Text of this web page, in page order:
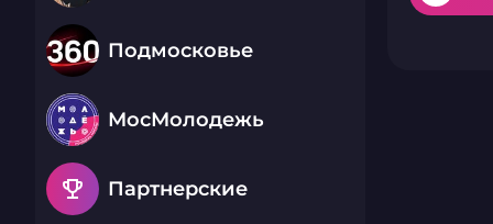
Подмосковье
МосМолодежь
emoji_events Партнерские